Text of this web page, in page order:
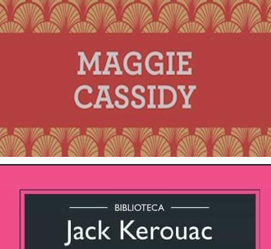
Maggie Cassidy
3 cuotas sin interés de $ 15.957